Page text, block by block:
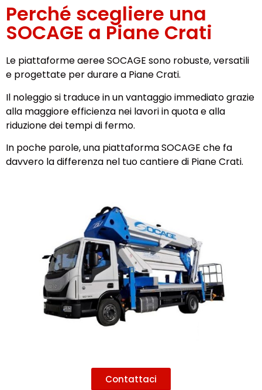
Perché scegliere una
SOCAGE a Piane Crati
Le piattaforme aeree SOCAGE sono robuste, versatili
e progettate per durare a Piane Crati.
Il noleggio si traduce in un vantaggio immediato grazie
alla maggiore efficienza nei lavori in quota e alla
riduzione dei tempi di fermo.
In poche parole, una piattaforma SOCAGE che fa
davvero la differenza nel tuo cantiere di Piane Crati.
Contattaci